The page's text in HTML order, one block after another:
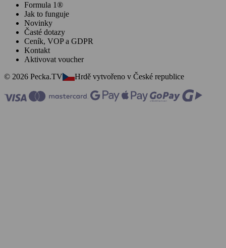
Formula 1®
Jak to funguje
Novinky
Časté dotazy
Ceník, VOP a GDPR
Kontakt
Aktivovat voucher
© 2026 Pecka.TV
Hrdě vytvořeno v České republice